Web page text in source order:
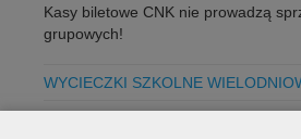
Kasy biletowe CNK nie prowadzą
grupowych!
WYCIECZKI SZKOLNE